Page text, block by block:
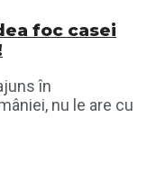
foc casei
în
nu le are cu